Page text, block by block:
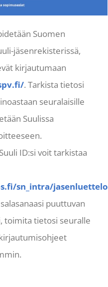
Suomen
jäsenrekisterissä,
kirjautumaan
. Tarkista tietosi
seuralaisille
Suulissa
ID:si voit tarkistaa
sn_intra/
puuttuvan
toimita tietosi seuralle